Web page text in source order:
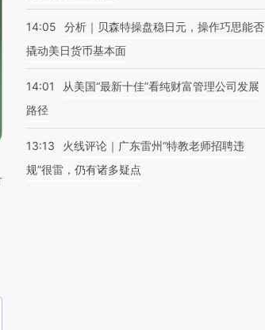
14:05
分析｜贝森特操盘稳日元，操作巧思能否
撬动美日货币基本面
14:01
从美国“最新十佳”看纯财富管理公司发展
路径
13:13
火线评论｜广东雷州“特教老师招聘违
规”很雷，仍有诸多疑点